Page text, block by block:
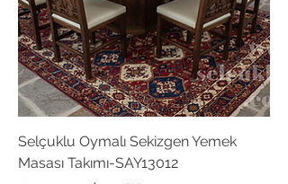
Selçuklu Oymalı Sekizgen Yemek
Masası Takımı-SAY13012